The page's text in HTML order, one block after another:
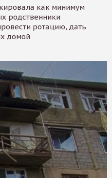
как минимум
родственники
ротацию, дать
домой